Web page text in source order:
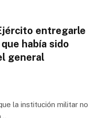
entregarle
había sido
general
la institución militar no